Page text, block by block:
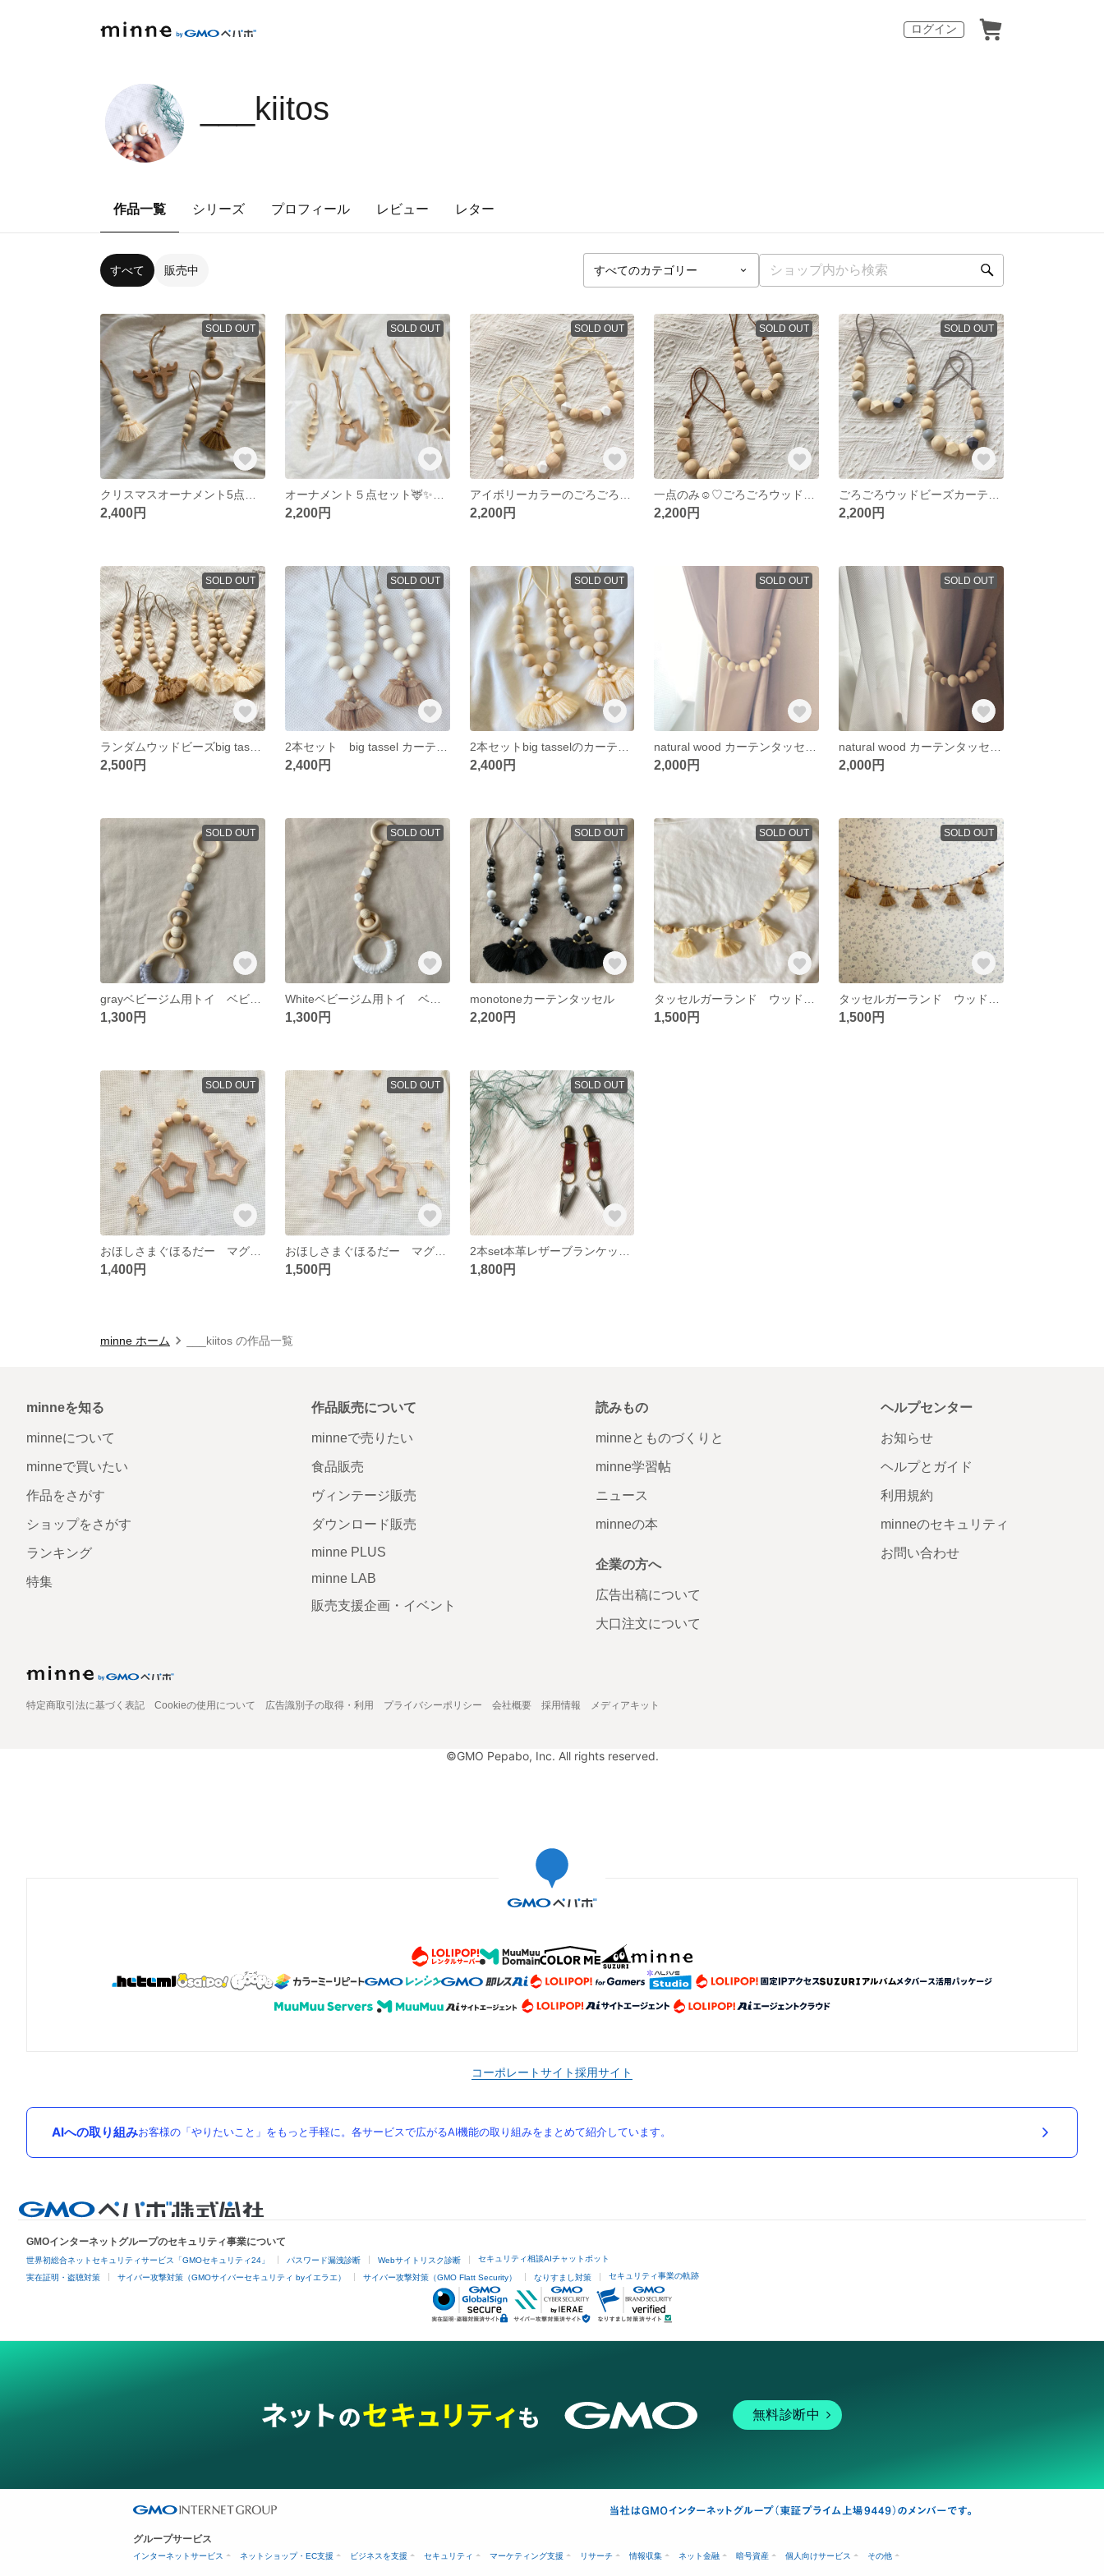
ログイン
___kiitos
作品一覧 シリーズ プロフィール レビュー レター
すべて 販売中
SOLD OUT
2,400円
SOLD OUT
2,200円
SOLD OUT
2,200円
SOLD OUT
2,200円
SOLD OUT
2,200円
SOLD OUT
2,500円
SOLD OUT
2,400円
SOLD OUT
2,400円
SOLD OUT
2,000円
SOLD OUT
2,000円
SOLD OUT
1,300円
SOLD OUT
Whiteベビージム用トイ ベビージム ベビートイ 歯固めおもちゃ 木製おもちゃ
1,300円
SOLD OUT
monotoneカーテンタッセル
2,200円
SOLD OUT
1,500円
SOLD OUT
1,500円
SOLD OUT
1,400円
SOLD OUT
おほしさまぐほるだー マグホルダー シューズクリップ ブランケットクリップ 歯固め
1,500円
SOLD OUT
1,800円
minne ホーム ___kiitos の作品一覧
minneを知る
minneについて
minneで買いたい
作品をさがす
ショップをさがす
ランキング
特集
作品販売について
minneで売りたい
食品販売
ヴィンテージ販売
ダウンロード販売
minne PLUS
minne LAB
販売支援企画・イベント
読みもの
minneとものづくりと
minne学習帖
ニュース
minneの本
企業の方へ
広告出稿について
大口注文について
ヘルプセンター
お知らせ
ヘルプとガイド
利用規約
minneのセキュリティ
お問い合わせ
特定商取引法に基づく表記 Cookieの使用について 広告識別子の取得・利用 プライバシーポリシー 会社概要 採用情報 メディアキット
©GMO Pepabo, Inc. All rights reserved.
コーポレートサイト採用サイト
AIへの取り組みお客様の「やりたいこと」をもっと手軽に。各サービスで広がるAI機能の取り組みをまとめて紹介しています。
GMOインターネットグループのセキュリティ事業について
世界初総合ネットセキュリティサービス「GMOセキュリティ24」 パスワード漏洩診断 Webサイトリスク診断 セキュリティ相談AIチャットボット
実在証明・盗聴対策 サイバー攻撃対策（GMOサイバーセキュリティ byイエラエ） サイバー攻撃対策（GMO Flatt Security） なりすまし対策 セキュリティ事業の軌跡
無料診断中
グループサービス
インターネットサービス ネットショップ・EC支援 ビジネスを支援 セキュリティ マーケティング支援 リサーチ 情報収集 ネット金融 暗号資産 個人向けサービス その他